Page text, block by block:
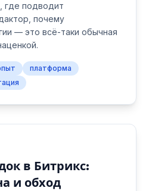
где подводит
почему
— это всё-таки обычная
платформа
в Битрикс:
и обход